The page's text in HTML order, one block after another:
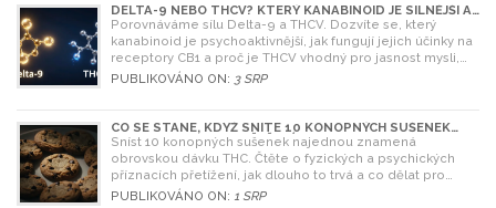
DELTA-9 NEBO THCV? KTERÝ KANABINOID JE SILNĚJŠÍ A
CO SI VYBRAT
Porovnáváme sílu Delta-9 a THCV. Dozvíte se, který
kanabinoid je psychoaktivnější, jak fungují jejich účinky na
receptory CB1 a proč je THCV vhodný pro jasnost mysli,
zatímco Delta-9 pro relaxaci.
PUBLIKOVÁNO ON: 3 SRP
CO SE STANE, KDYŽ SNÍTE 10 KONOPNÝCH SUŠENEK
NAJEDNOU? RIZIKA A ŘEŠENÍ
Sníst 10 konopných sušenek najednou znamená
obrovskou dávku THC. Čtěte o fyzických a psychických
příznacích přetížení, jak dlouho to trvá a co dělat pro
úlevu.
PUBLIKOVÁNO ON: 1 SRP